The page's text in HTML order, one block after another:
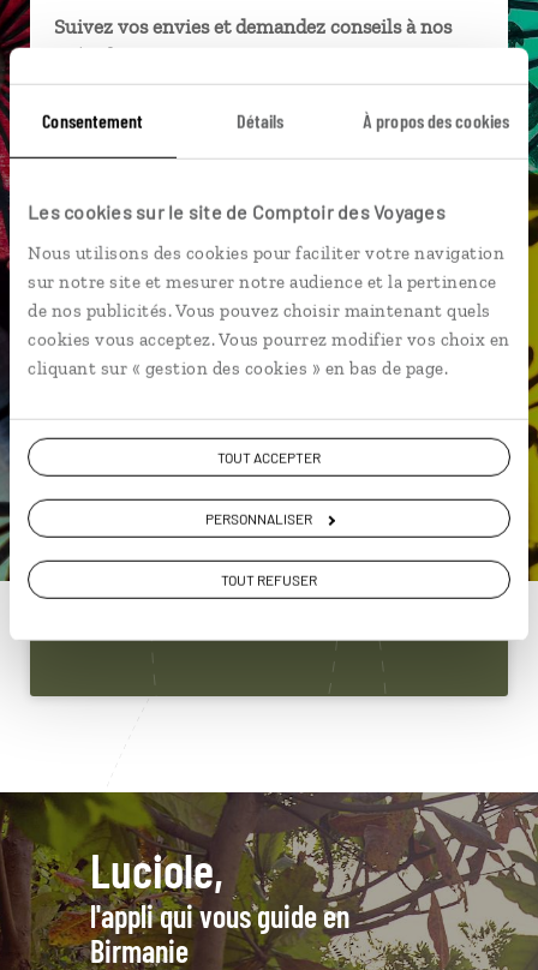
Consentement Détails À propos des cookies
Les cookies sur le site de Comptoir des Voyages
Nous utilisons des cookies pour faciliter votre navigation
sur notre site et mesurer notre audience et la pertinence
de nos publicités. Vous pouvez choisir maintenant quels
cookies vous acceptez. Vous pourrez modifier vos choix en
cliquant sur « gestion des cookies » en bas de page.
TOUT ACCEPTER
PERSONNALISER
TOUT REFUSER
Suivez vos envies et demandez conseils à nos
spécialistes
Ils sauront organiser votre itinéraire au plus
près de vos envies et de la réalité du pays.
connectés en agence, mais aussi par email ou
Vous gardez le même interlocuteur avant,
pendant et après votre voyage.
Construisez votre voyage avec un spécialiste Birmanie
01 86 95 65 37
Luciole,
l'appli qui vous guide en
Birmanie